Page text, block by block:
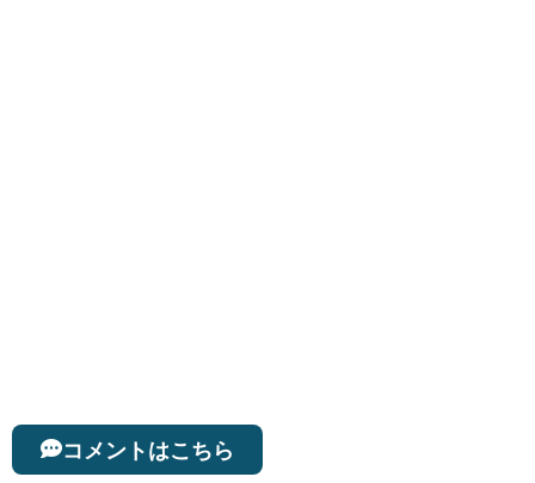
コメントはこちら